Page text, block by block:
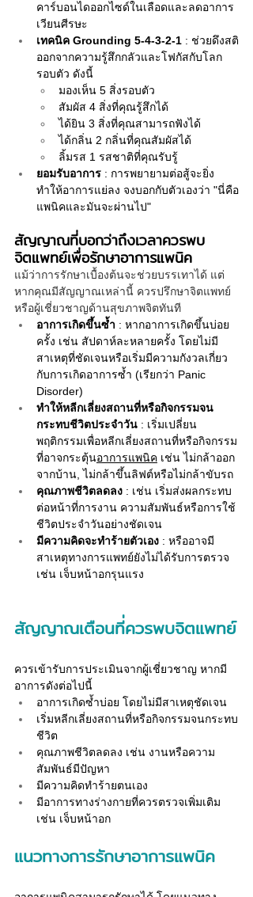
คาร์บอนไดออกไซด์ในเลือดและลดอาการ
เวียนศีรษะ
เทคนิค Grounding 5-4-3-2-1 : ช่วยดึงสติ
ออกจากความรู้สึกกลัวและโฟกัสกับโลก
รอบตัว ดังนี้
มองเห็น 5 สิ่งรอบตัว
สัมผัส 4 สิ่งที่คุณรู้สึกได้
ได้ยิน 3 สิ่งที่คุณสามารถฟังได้
ได้กลิ่น 2 กลิ่นที่คุณสัมผัสได้
ลิ้มรส 1 รสชาติที่คุณรับรู้
ยอมรับอาการ : การพยายามต่อสู้จะยิ่ง
ทำให้อาการแย่ลง จงบอกกับตัวเองว่า "นี่คือ
แพนิคและมันจะผ่านไป"
สัญญาณที่บอกว่าถึงเวลาควรพบ
จิตแพทย์เพื่อรักษาอาการแพนิค
แม้ว่าการรักษาเบื้องต้นจะช่วยบรรเทาได้ แต่
หากคุณมีสัญญาณเหล่านี้ ควรปรึกษาจิตแพทย์
หรือผู้เชี่ยวชาญด้านสุขภาพจิตทันที
อาการเกิดขึ้นซ้ำ : หากอาการเกิดขึ้นบ่อย
ครั้ง เช่น สัปดาห์ละหลายครั้ง โดยไม่มี
สาเหตุที่ชัดเจนหรือเริ่มมีความกังวลเกี่ยว
กับการเกิดอาการซ้ำ (เรียกว่า Panic
Disorder)
ทำให้หลีกเลี่ยงสถานที่หรือกิจกรรมจน
กระทบชีวิตประจำวัน : เริ่มเปลี่ยน
พฤติกรรมเพื่อหลีกเลี่ยงสถานที่หรือกิจกรรม
ที่อาจกระตุ้นอาการแพนิค เช่น ไม่กล้าออก
จากบ้าน, ไม่กล้าขึ้นลิฟต์หรือไม่กล้าขับรถ
คุณภาพชีวิตลดลง : เช่น เริ่มส่งผลกระทบ
ต่อหน้าที่การงาน ความสัมพันธ์หรือการใช้
ชีวิตประจำวันอย่างชัดเจน
มีความคิดจะทำร้ายตัวเอง : หรืออาจมี
สาเหตุทางการแพทย์ยังไม่ได้รับการตรวจ
เช่น เจ็บหน้าอกรุนแรง
สัญญาณเตือนที่ควรพบจิตแพทย์
ควรเข้ารับการประเมินจากผู้เชี่ยวชาญ หากมี
อาการดังต่อไปนี้
อาการเกิดซ้ำบ่อย โดยไม่มีสาเหตุชัดเจน
เริ่มหลีกเลี่ยงสถานที่หรือกิจกรรมจนกระทบ
ชีวิต
คุณภาพชีวิตลดลง เช่น งานหรือความ
สัมพันธ์มีปัญหา
มีความคิดทำร้ายตนเอง
มีอาการทางร่างกายที่ควรตรวจเพิ่มเติม
เช่น เจ็บหน้าอก
แนวทางการรักษาอาการแพนิค